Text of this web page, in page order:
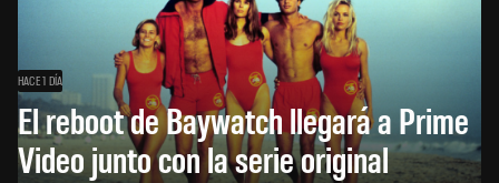
HACE 1 DÍA
El reboot de Baywatch llegará a Prime
Video junto con la serie original